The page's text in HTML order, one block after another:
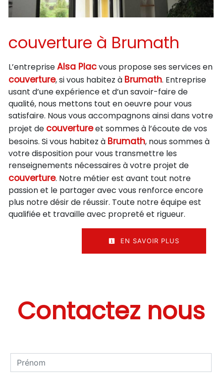
couverture à Brumath
L’entrepriseAlsa Placvous propose ses services en
couverture, si vous habitez à Brumath. Entreprise
usant d’une expérience et d’un savoir-faire de
qualité, nous mettons tout en oeuvre pour vous
satisfaire. Nous vous accompagnons ainsi dans votre
projet de couvertureet sommes à l’écoute de vos
besoins. Si vous habitez à Brumath, nous sommes à
votre disposition pour vous transmettre les
renseignements nécessaires à votre projet de
couverture. Notre métier est avant tout notre
passion et le partager avec vous renforce encore
plus notre désir de réussir. Toute notre équipe est
qualifiée et travaille avec propreté et rigueur.
EN SAVOIR PLUS
Contactez nous